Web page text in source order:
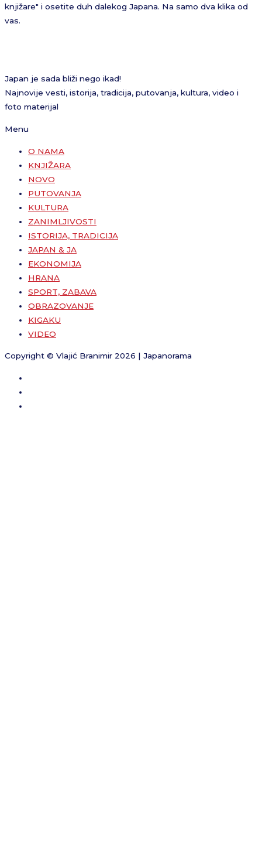
knjižare" i osetite duh dalekog Japana. Na samo dva klika od
vas.
Japan je sada bliži nego ikad!
Najnovije vesti, istorija, tradicija, putovanja, kultura, video i
foto materijal
Menu
O NAMA
KNJIŽARA
NOVO
PUTOVANJA
KULTURA
ZANIMLJIVOSTI
ISTORIJA, TRADICIJA
JAPAN & JA
EKONOMIJA
HRANA
SPORT, ZABAVA
OBRAZOVANJE
KIGAKU
VIDEO
Copyright © Vlajić Branimir 2026 | Japanorama